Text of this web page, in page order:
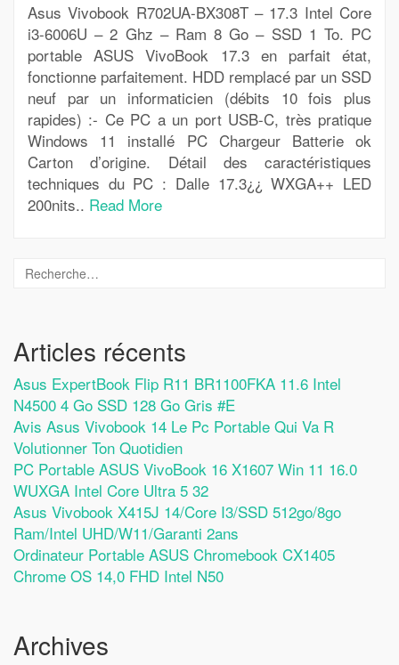
Asus Vivobook R702UA-BX308T – 17.3 Intel Core
i3-6006U – 2 Ghz – Ram 8 Go – SSD 1 To. PC
portable ASUS VivoBook 17.3 en parfait état,
fonctionne parfaitement. HDD remplacé par un SSD
neuf par un informaticien (débits 10 fois plus
rapides) :- Ce PC a un port USB-C, très pratique
Windows 11 installé PC Chargeur Batterie ok
Carton d’origine. Détail des caractéristiques
techniques du PC : Dalle 17.3¿¿ WXGA++ LED
200nits.. Read More
Articles récents
Asus ExpertBook Flip R11 BR1100FKA 11.6 Intel
N4500 4 Go SSD 128 Go Gris #E
Avis Asus Vivobook 14 Le Pc Portable Qui Va R
Volutionner Ton Quotidien
PC Portable ASUS VivoBook 16 X1607 Win 11 16.0
WUXGA Intel Core Ultra 5 32
Asus Vivobook X415J 14/Core I3/SSD 512go/8go
Ram/Intel UHD/W11/Garanti 2ans
Ordinateur Portable ASUS Chromebook CX1405
Chrome OS 14,0 FHD Intel N50
Archives